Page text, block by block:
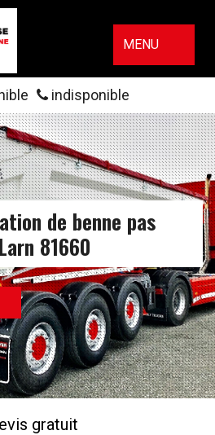
MENU
indisponible
de benne pas
81660
gratuit